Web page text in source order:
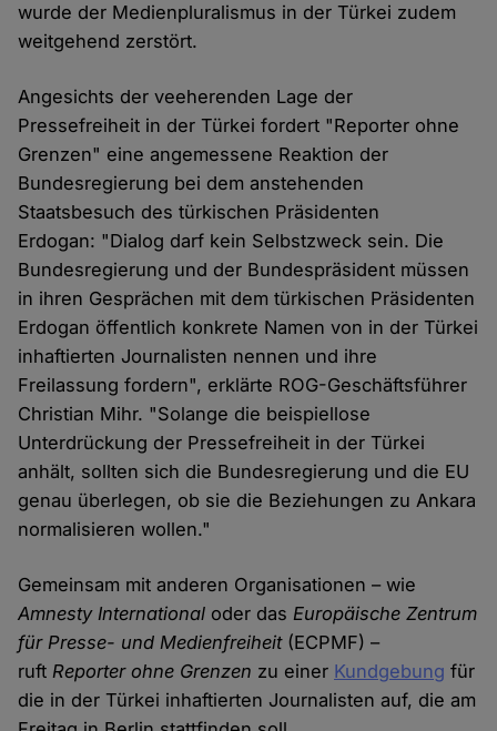
wurde der Medienpluralismus in der Türkei zudem
weitgehend zerstört.
Angesichts der veeherenden Lage der
Pressefreiheit in der Türkei fordert "Reporter ohne
Grenzen" eine angemessene Reaktion der
Bundesregierung bei dem anstehenden
Staatsbesuch des türkischen Präsidenten
Erdogan: "Dialog darf kein Selbstzweck sein. Die
Bundesregierung und der Bundespräsident müssen
in ihren Gesprächen mit dem türkischen Präsidenten
Erdogan öffentlich konkrete Namen von in der Türkei
inhaftierten Journalisten nennen und ihre
Freilassung fordern", erklärte ROG-Geschäftsführer
Christian Mihr. "Solange die beispiellose
Unterdrückung der Pressefreiheit in der Türkei
anhält, sollten sich die Bundesregierung und die EU
genau überlegen, ob sie die Beziehungen zu Ankara
normalisieren wollen."
Gemeinsam mit anderen Organisationen – wie
Amnesty International oder dasEuropäische Zentrum
für Presse- und Medienfreiheit(ECPMF) –
ruftReporter ohne Grenzen zu einer Kundgebung für
die in der Türkei inhaftierten Journalisten auf, die am